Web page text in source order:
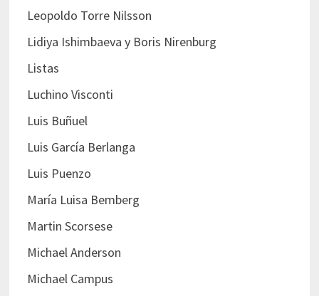
Leopoldo Torre Nilsson
Lidiya Ishimbaeva y Boris Nirenburg
Listas
Luchino Visconti
Luis Buñuel
Luis García Berlanga
Luis Puenzo
María Luisa Bemberg
Martin Scorsese
Michael Anderson
Michael Campus